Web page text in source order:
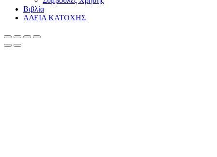
Βιβλία
ΑΔΕΙΑ ΚΑΤΟΧΗΣ